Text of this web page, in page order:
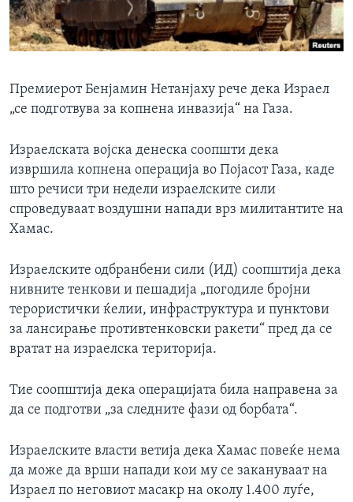
ИНТЕРВЈУА
Јазици
Премиерот Бенјамин Нетанјаху рече дека Израел
„се подготвува за копнена инвазија“ на Газа.
Израелската војска денеска соопшти дека
извршила копнена операција во Појасот Газа, каде
што речиси три недели израелските сили
спроведуваат воздушни напади врз милитантите на
Хамас.
Израелските одбранбени сили (ИД) соопштија дека
нивните тенкови и пешадија „погодиле бројни
терористички ќелии, инфраструктура и пунктови
за лансирање противтенковски ракети“ пред да се
вратат на израелска територија.
Тие соопштија дека операцијата била направена за
да се подготви „за следните фази од борбата“.
Израелските власти ветија дека Хамас повеќе нема
да може да врши напади кои му се закануваат на
Израел по неговиот масакр на околу 1.400 луѓе,